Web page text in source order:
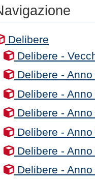
Delibere
Delibere -
Delibere - Anno
Delibere - Anno
Delibere - Anno
Delibere - Anno
Delibere - Anno
Delibere - Anno